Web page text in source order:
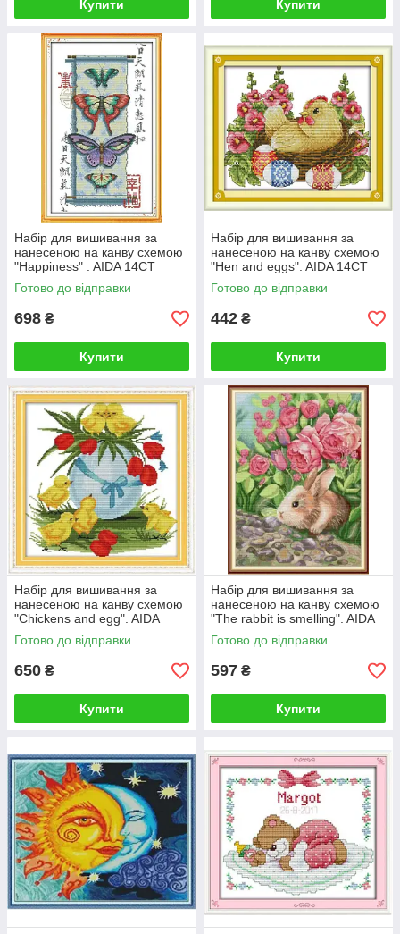
Купити Купити
Набір для вишивання за
нанесеною на канву схемою
"Happiness" . AIDA 14CT
printed, 29*44 см
Готово до відправки
698 ₴
Купити
Набір для вишивання за
нанесеною на канву схемою
"Hen and eggs". AIDA 14CT
printed, 28*22 см
Готово до відправки
442 ₴
Купити
Набір для вишивання за
нанесеною на канву схемою
"Chickens and egg". AIDA
14CT printed, 34*34 см
Готово до відправки
650 ₴
Купити
Набір для вишивання за
нанесеною на канву схемою
"The rabbit is smelling". AIDA
14CT printed, 33*43 см
Готово до відправки
597 ₴
Купити